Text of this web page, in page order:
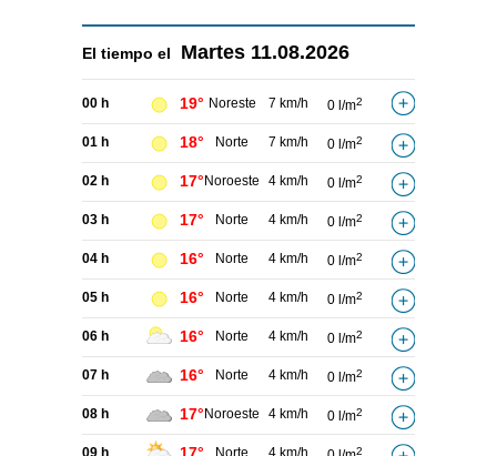
El tiempo el Martes 11.08.2026
00 h 19° Noreste 7 km/h 0 l/m2
01 h 18° Norte 7 km/h 0 l/m2
02 h 17° Noroeste 4 km/h 0 l/m2
03 h 17° Norte 4 km/h 0 l/m2
04 h 16° Norte 4 km/h 0 l/m2
05 h 16° Norte 4 km/h 0 l/m2
06 h 16° Norte 4 km/h 0 l/m2
07 h 16° Norte 4 km/h 0 l/m2
08 h 17° Noroeste 4 km/h 0 l/m2
2